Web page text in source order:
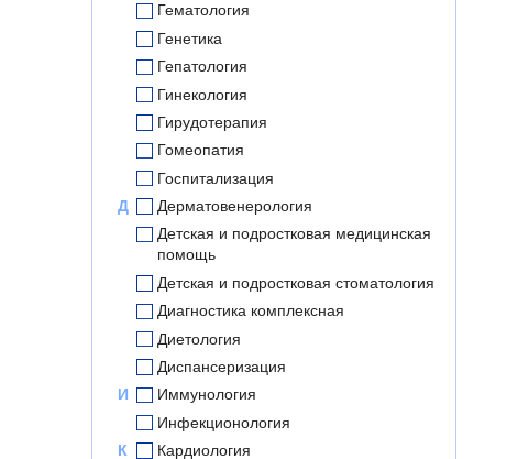
Гематология
Генетика
Гепатология
Гинекология
Гирудотерапия
Гомеопатия
Госпитализация
Д
Дерматовенерология
Детская и подростковая медицинская
помощь
Детская и подростковая стоматология
Диагностика комплексная
Диетология
Диспансеризация
И
Иммунология
Инфекционология
К
Кардиология